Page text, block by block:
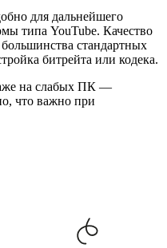
для дальнейшего
типа YouTube. Качество
стандартных
битрейта или кодека.
на слабых ПК —
что важно при